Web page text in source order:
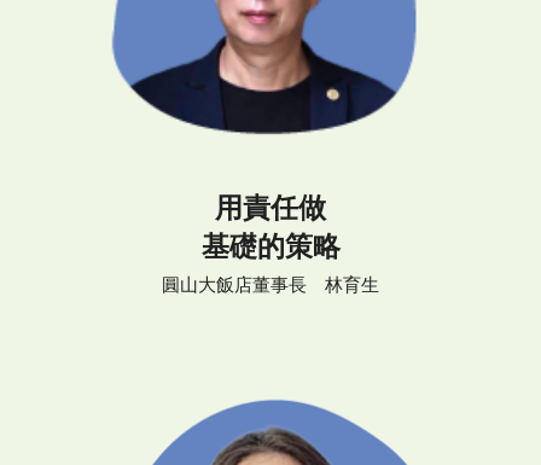
用責任做
基礎的策略
圓山大飯店董事長 林育生